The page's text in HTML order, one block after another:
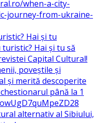
Hai și tu